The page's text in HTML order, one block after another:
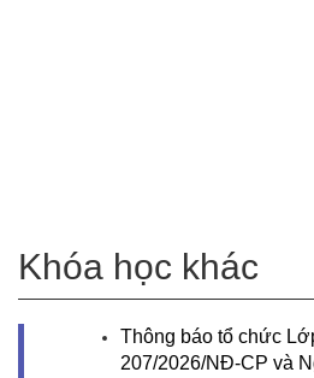
Khóa học khác
Thông báo tổ chức
207/2026/NĐ-CP và